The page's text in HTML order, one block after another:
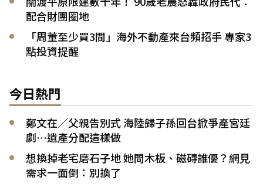
配合財團圈地
「周董至少買3間」海外不動產來台頻招手 專家3
點投資提醒
今日熱門
鄭文在／父親告別式 海陸歸子孫回台掀爭產宮廷
劇…遺產分配這樣做
想換掉老宅磨石子地 她問木板、磁磚誰優？網見
需求一面倒：別換了